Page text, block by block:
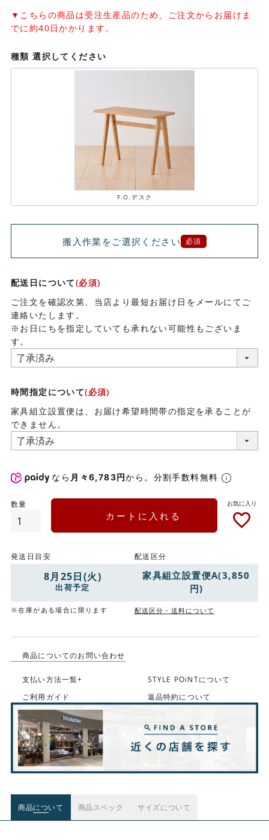
▼こちらの商品は受注生産品のため、ご注文からお届けま
でに約40日かかります。
種類 選択してください
F.O.デスク
搬入作業をご選択ください 必須
配送日について(必須)
ご注文を確認次第、当店より最短お届け日をメールにてご
連絡いたします。
※お日にちを指定していても承れない可能性もございま
す。
時間指定について(必須)
家具組立設置便は、お届け希望時間帯の指定を承ることが
できません。
なら 月々6,783円から。分割手数料無料
カートに入れる
発送日目安
8月25日(火)
出荷予定
※在庫がある場合に限ります
配送区分
家具組立設置便A(3,850
円)
配送区分・送料について
商品についてのお問い合わせ
支払い方法一覧+
STYLE POiNTについて
ご利用ガイド
返品特約について
商品について 商品スペック サイズについて